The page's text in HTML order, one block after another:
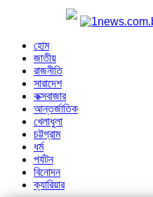
হোম
জাতীয়
রাজনীতি
সারাদেশ
কক্সবাজার
আন্তর্জাতিক
খেলাধুলা
চট্টগ্রাম
ধর্ম
পর্যটন
বিনোদন
ক্যারিয়ার